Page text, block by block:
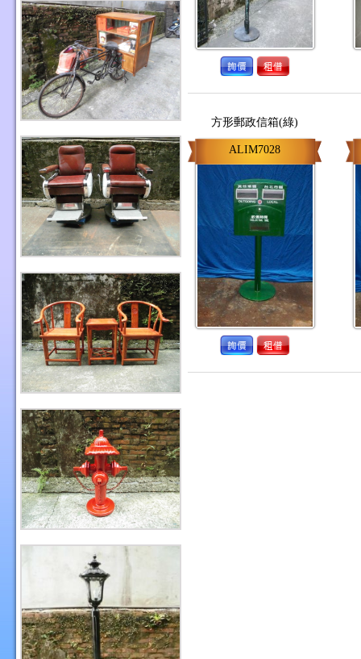
方形郵政信箱(綠)
ALIM7028